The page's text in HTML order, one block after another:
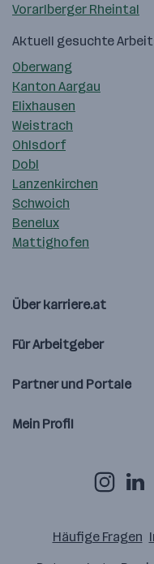
Vorarlberger Rheintal
Aktuell gesuchte
Oberwang
Kanton Aargau
Elixhausen
Weistrach
Ohlsdorf
Dobl
Lanzenkirchen
Schwoich
Benelux
Mattighofen
Über karriere.at
Für Arbeitgeber
Partner und Portale
Mein Profil
Häufige Fragen